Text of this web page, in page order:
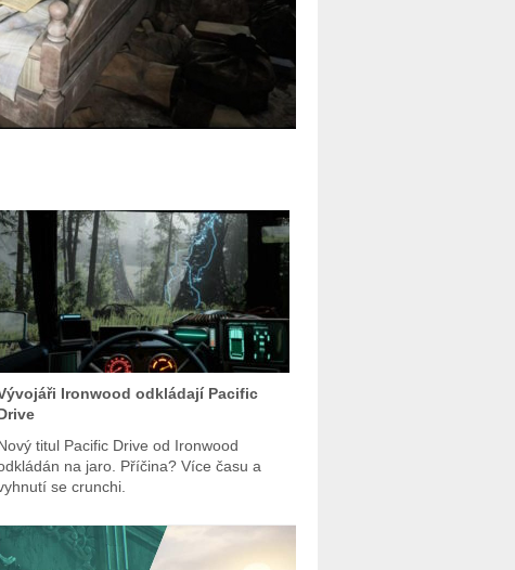
Ironwood odkládají Pacific
titul Pacific Drive od Ironwood
na jaro. Příčina? Více času a
se crunchi.